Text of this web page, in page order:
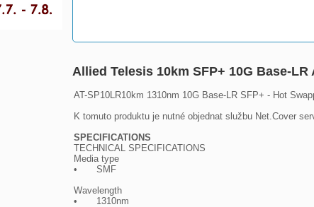
Allied Telesis 10km SFP+ 10G Base-LR
AT-SP10LR10km 1310nm 10G Base-LR SFP+ - Hot
K tomuto produktu je nutné objednat službu Net.Cover
SPECIFICATIONS
TECHNICAL SPECIFICATIONS
Media type
•	SMF
Wavelength
•	1310nm